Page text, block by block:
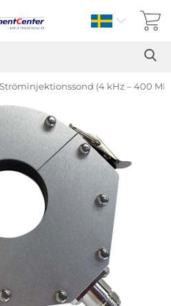
Sverige
Ströminjektionssond (4 kHz – 400